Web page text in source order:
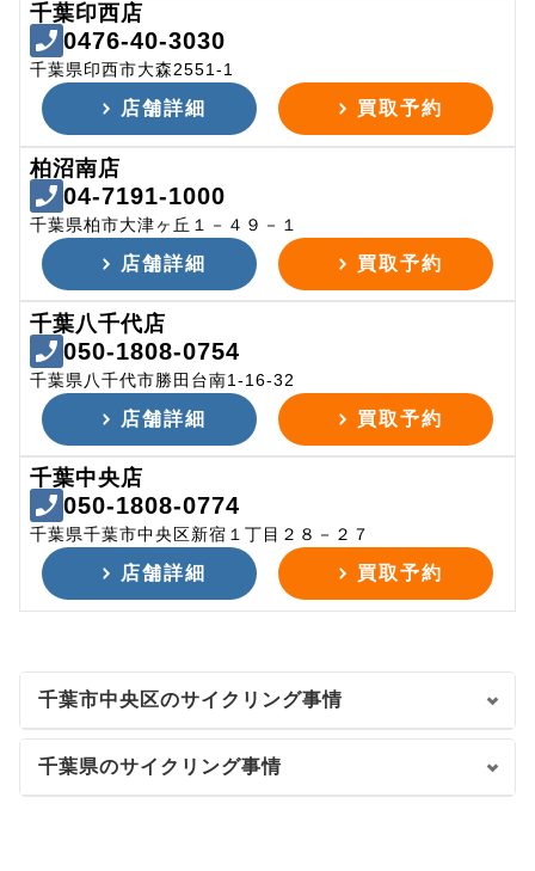
千葉印西店
0476-40-3030
千葉県印西市大森2551-1
店舗詳細 買取予約
柏沼南店
04-7191-1000
千葉県柏市大津ヶ丘１－４９－１
店舗詳細 買取予約
千葉八千代店
050-1808-0754
千葉県八千代市勝田台南1-16-32
店舗詳細 買取予約
千葉中央店
050-1808-0774
千葉県千葉市中央区新宿１丁目２８－２７
店舗詳細 買取予約
千葉市中央区のサイクリング事情
千葉県のサイクリング事情